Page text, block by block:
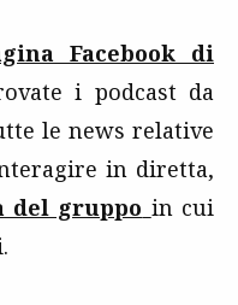
Facebook di
i podcast da
le news relative
in diretta,
del gruppo in cui